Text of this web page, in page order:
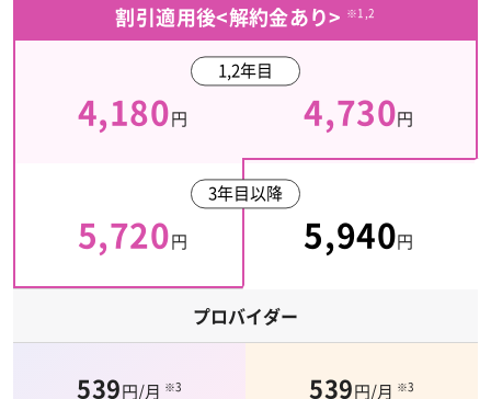
割引適用後<解約金あり> ※1,2
1,2年目
4,180円 4,730円
3年目以降
5,720円 5,940円
プロバイダー
539円/月 ※3 539円/月 ※3